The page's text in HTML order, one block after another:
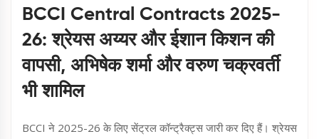
BCCI Central Contracts 2025-
26: श्रेयस अय्यर और ईशान किशन की
वापसी, अभिषेक शर्मा और वरुण चक्रवर्ती
भी शामिल
BCCI ने 2025-26 के लिए सेंट्रल कॉन्ट्रैक्ट्स जारी कर दिए हैं। श्रेयस